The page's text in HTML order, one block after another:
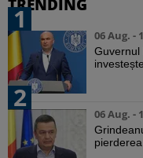
1
06 Aug. -
Guvernul
2
06 Aug. -
pierderea